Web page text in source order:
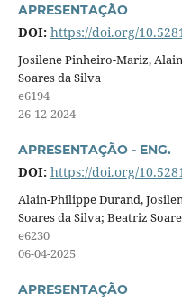
APRESENTAÇÃO
DOI: https://doi.org/
Josilene Pinheiro-Mariz,
Soares da Silva
e6194
26-12-2024
APRESENTAÇÃO - ENG.
DOI: https://doi.org/
Alain-Philippe Durand,
Soares da Silva; Beatriz
e6230
06-04-2025
APRESENTAÇÃO